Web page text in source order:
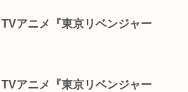
TVアニメ『東京リベンジャー
TVアニメ『東京リベンジャー